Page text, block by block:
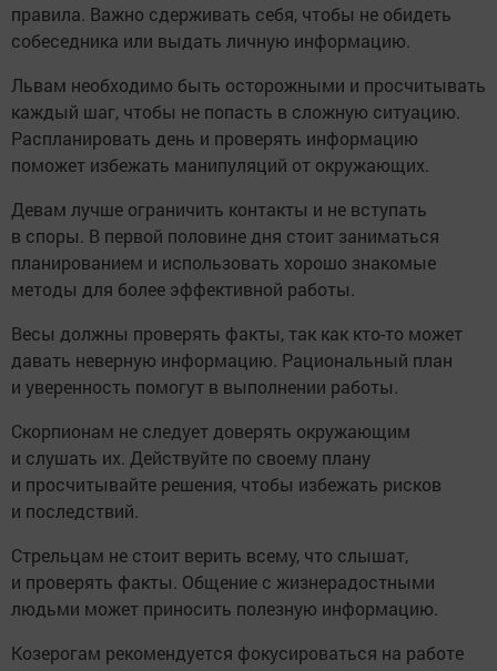
правила. Важно сдерживать себя, чтобы не обидеть
собеседника или выдать личную информацию.
Львам необходимо быть осторожными и просчитывать
каждый шаг, чтобы не попасть в сложную ситуацию.
Распланировать день и проверять информацию
поможет избежать манипуляций от окружающих.
Девам лучше ограничить контакты и не вступать
в споры. В первой половине дня стоит заниматься
планированием и использовать хорошо знакомые
методы для более эффективной работы.
Весы должны проверять факты, так как кто-то может
давать неверную информацию. Рациональный план
и уверенность помогут в выполнении работы.
Скорпионам не следует доверять окружающим
и слушать их. Действуйте по своему плану
и просчитывайте решения, чтобы избежать рисков
и последствий.
Стрельцам не стоит верить всему, что слышат,
и проверять факты. Общение с жизнерадостными
людьми может приносить полезную информацию.
Козерогам рекомендуется фокусироваться на работе